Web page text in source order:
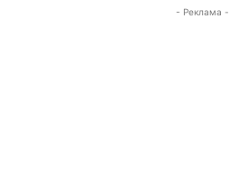
- Реклама -